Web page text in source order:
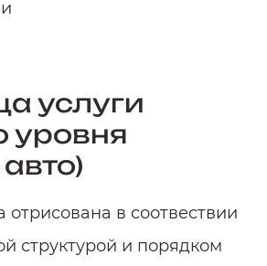
услуги
уровня
в соотвествии
структурой и порядком